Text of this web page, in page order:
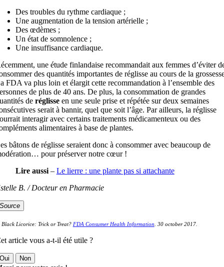
Des troubles du rythme cardiaque ;
Une augmentation de la tension artérielle ;
Des œdèmes ;
Un état de somnolence ;
Une insuffisance cardiaque.
une étude finlandaise recommandait aux femmes d’éviter
des quantités importantes de réglisse au cours de la
FDA va plus loin et élargit cette recommandation à l’ensemble des
de plus de 40 ans. De plus, la consommation de grandes
de réglisseen une seule prise et répétée sur deux semaines
serait à bannir, quel que soit l’âge. Par ailleurs, la réglisse
interagir avec certains traitements médicamenteux ou des
alimentaires à base de plantes.
bâtons de réglisse seraient donc à consommer avec beaucoup de
pour préserver notre cœur !
Lire aussi– Le lierre : une plante pas si attachante
B. / Docteur en Pharmacie
Black Licorice: Trick or Treat? FDA Consumer Health Information. 30 october 2017.
article vous a-t-il été utile ?
Non